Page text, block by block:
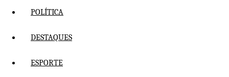
POLÍTICA
DESTAQUES
ESPORTE